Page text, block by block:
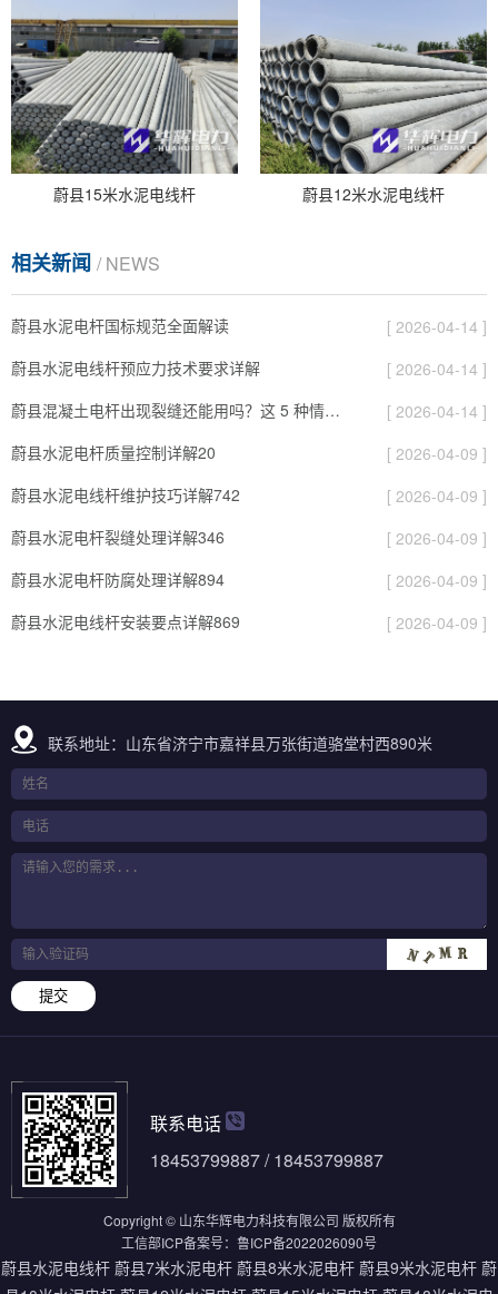
蔚县15米水泥电线杆 蔚县12米水泥电线杆
相关新闻 / NEWS
蔚县水泥电杆国标规范全面解读
[ 2026-04-14 ]
蔚县水泥电线杆预应力技术要求详解
[ 2026-04-14 ]
蔚县混凝土电杆出现裂缝还能用吗？这 5 种情况要报废
[ 2026-04-14 ]
蔚县水泥电杆质量控制详解20
[ 2026-04-09 ]
蔚县水泥电线杆维护技巧详解742
[ 2026-04-09 ]
蔚县水泥电杆裂缝处理详解346
[ 2026-04-09 ]
蔚县水泥电杆防腐处理详解894
[ 2026-04-09 ]
蔚县水泥电线杆安装要点详解869
[ 2026-04-09 ]
联系地址：山东省济宁市嘉祥县万张街道骆堂村西890米
提交
联系电话
18453799887 / 18453799887
Copyright © 山东华辉电力科技有限公司 版权所有
工信部ICP备案号： 鲁ICP备2022026090号
蔚县水泥电线杆 蔚县7米水泥电杆 蔚县8米水泥电杆 蔚县9米水泥电杆 蔚